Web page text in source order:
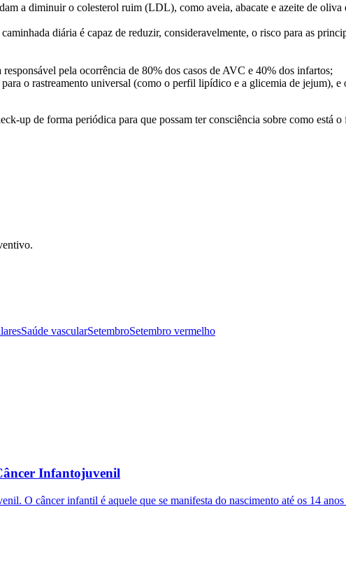
a diminuir o colesterol ruim (LDL), como aveia, abacate e azeite de
diária é capaz de reduzir, consideravelmente, o risco para as
pela ocorrência de 80% dos casos de AVC e 40% dos infartos;
o rastreamento universal (como o perfil lipídico e a glicemia de jejum),
up de forma periódica para que possam ter consciência sobre como está
Saúde vascularSetembroSetembro vermelho
Infantojuvenil
O câncer infantil é aquele que se manifesta do nascimento até os 14